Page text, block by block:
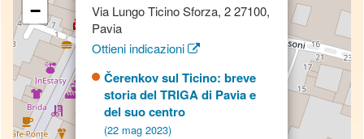
Via Lungo Ticino Sforza, 2 27100,
Pavia
Ottieni indicazioni
Čerenkov sul Ticino: breve
storia del TRIGA di Pavia e
del suo centro
(22 mag 2023)
−